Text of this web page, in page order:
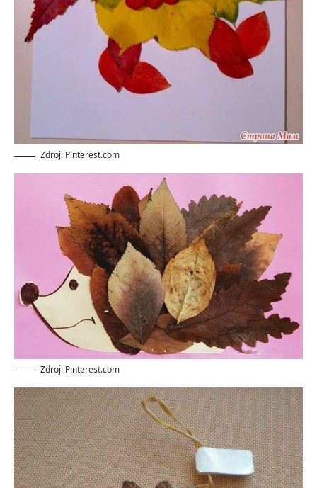
Zdroj: Pinterest.com
Zdroj: Pinterest.com